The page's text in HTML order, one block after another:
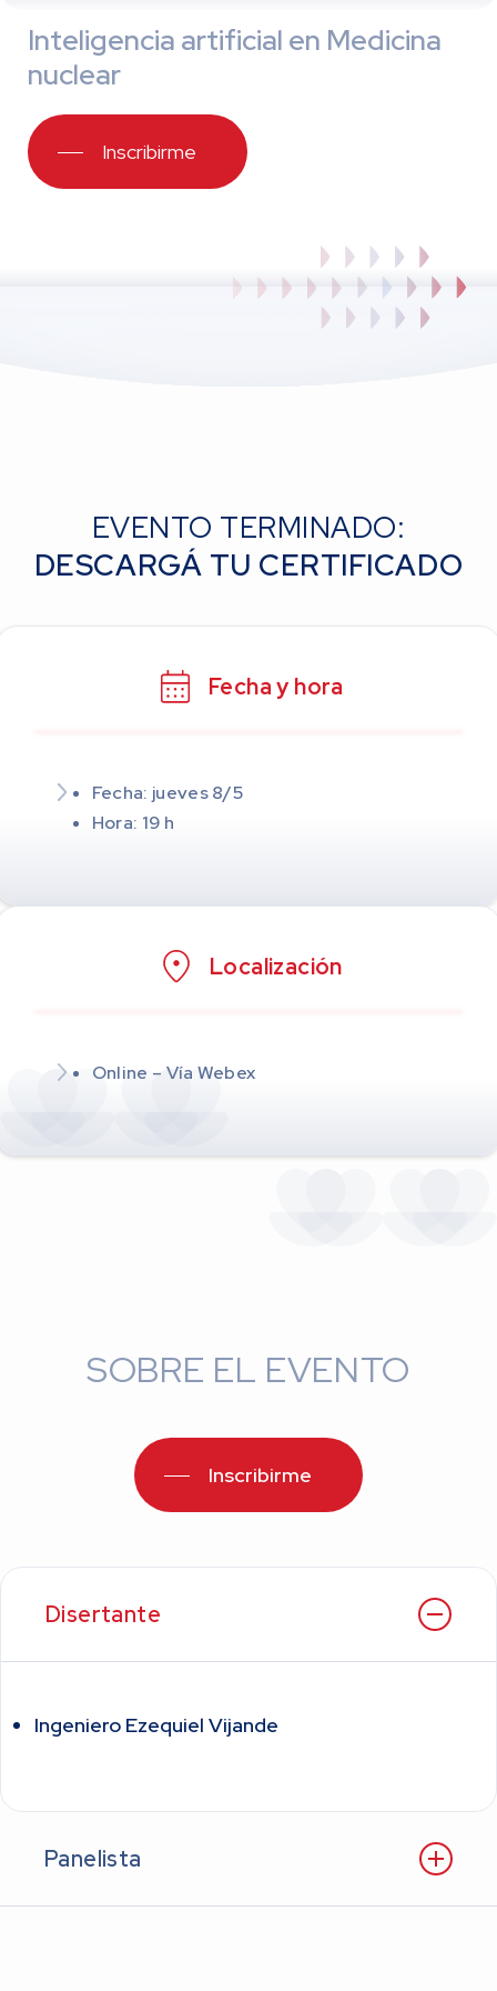
Inteligencia artificial en Medicina
nuclear
Inscribirme
EVENTO TERMINADO:
DESCARGÁ TU CERTIFICADO
Fecha y hora
Fecha: jueves 8/5
Hora: 19 h
Localización
Online – Vía Webex
SOBRE EL EVENTO
Inscribirme
Disertante
Ingeniero Ezequiel Vijande
Panelista